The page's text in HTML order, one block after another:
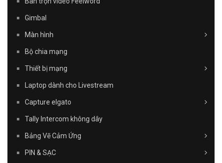
Gimbal
Màn hình
Bộ chia mạng
Thiết bị mạng
Laptop dành cho Livestream
Capture elgato
Tally Intercom không dây
Bảng Vẽ Cảm Ứng
PIN & SẠC